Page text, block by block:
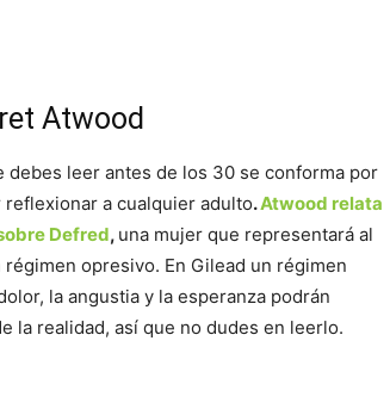
Atwood
leer antes de los 30 se conforma por
a cualquier adulto.Atwood relata
Defred, una mujer que representará al
opresivo. En Gilead un régimen
la angustia y la esperanza podrán
la realidad, así que no dudes en leerlo.